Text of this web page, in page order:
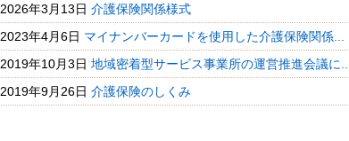
2026年3月13日 介護保険関係様式
2023年4月6日 マイナンバーカードを使用した介護保険関係...
2019年10月3日 地域密着型サービス事業所の運営推進会議に...
2019年9月26日 介護保険のしくみ